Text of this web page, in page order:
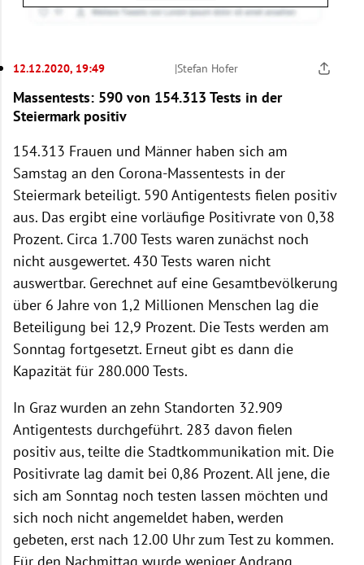
12.12.2020, 19:49 |Stefan Hofer
Massentests: 590 von 154.313 Tests in der
Steiermark positiv
154.313 Frauen und Männer haben sich am
Samstag an den Corona-Massentests in der
Steiermark beteiligt. 590 Antigentests fielen positiv
aus. Das ergibt eine vorläufige Positivrate von 0,38
Prozent. Circa 1.700 Tests waren zunächst noch
nicht ausgewertet. 430 Tests waren nicht
auswertbar. Gerechnet auf eine Gesamtbevölkerung
über 6 Jahre von 1,2 Millionen Menschen lag die
Beteiligung bei 12,9 Prozent. Die Tests werden am
Sonntag fortgesetzt. Erneut gibt es dann die
Kapazität für 280.000 Tests.
In Graz wurden an zehn Standorten 32.909
Antigentests durchgeführt. 283 davon fielen
positiv aus, teilte die Stadtkommunikation mit. Die
Positivrate lag damit bei 0,86 Prozent. All jene, die
sich am Sonntag noch testen lassen möchten und
sich noch nicht angemeldet haben, werden
gebeten, erst nach 12.00 Uhr zum Test zu kommen.